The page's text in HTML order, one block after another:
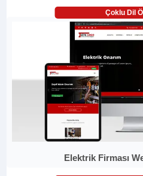
Çoklu Dil
Elektrik Firması